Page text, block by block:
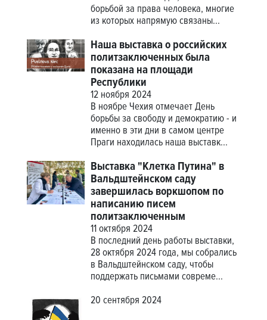
борьбой за права человека, многие
из которых напрямую связаны...
Наша выставка о российских
политзаключенных была
показана на площади
Республики
12 ноября 2024
В ноябре Чехия отмечает День
борьбы за свободу и демократию - и
именно в эти дни в самом центре
Праги находилась наша выставк...
Выставка "Клетка Путина" в
Вальдштейнском саду
завершилась воркшопом по
написанию писем
политзаключенным
11 октября 2024
В последний день работы выставки,
28 октября 2024 года, мы собрались
в Вальдштейнском саду, чтобы
поддержать письмами совреме...
20 сентября 2024